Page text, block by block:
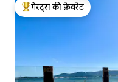
गेस्ट्स का टॉप फ़ेवरेट
गेस्ट्स की फ़ेवरेट